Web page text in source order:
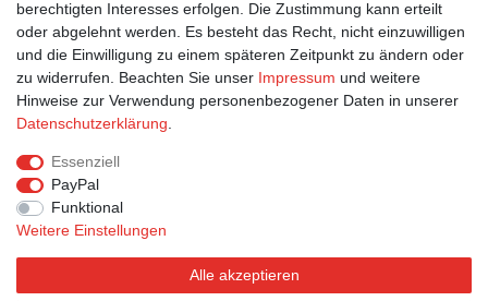
Bestellung widerrufen
berechtigten Interesses erfolgen. Die Zustimmung kann erteilt
oder abgelehnt werden. Es besteht das Recht, nicht einzuwilligen
und die Einwilligung zu einem späteren Zeitpunkt zu ändern oder
zu widerrufen. Beachten Sie unser Impressum und weitere
Hinweise zur Verwendung personenbezogener Daten in unserer
Daten­schutz­erklärung
Essenziell
PayPal
Funktional
Weitere Einstellungen
Alle akzeptieren